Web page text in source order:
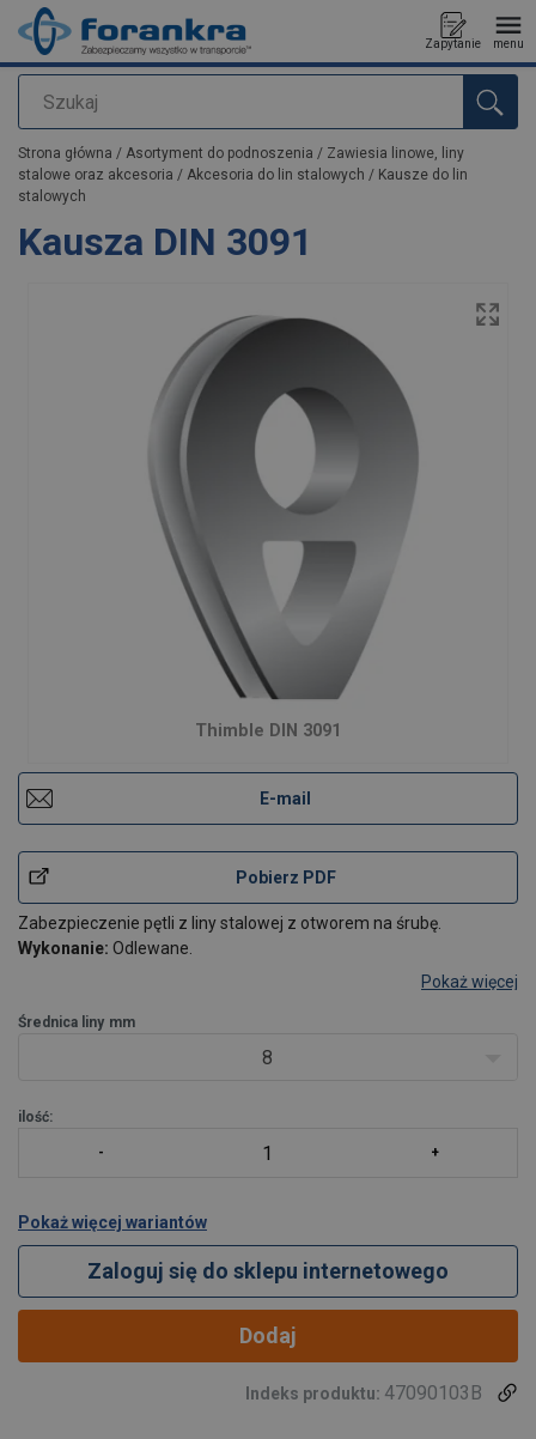
Szukaj
Zapytanie menu
Dodano do zapytania
Strona główna / Asortyment do podnoszenia / Zawiesia linowe, liny
stalowe oraz akcesoria / Akcesoria do lin stalowych / Kausze do lin
stalowych
Kausza DIN 3091
Thimble DIN 3091
E-mail
Pobierz PDF
Zabezpieczenie pętli z liny stalowej z otworem na śrubę.
Wykonanie: Odlewane.
Pokaż więcej
Średnica liny mm
8
ilość:
Pokaż więcej wariantów
Zaloguj się do sklepu internetowego
Dodaj
Indeks produktu: 47090103B